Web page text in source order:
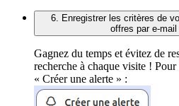
6. Enregistrer les critères de
offres par e-mail
Gagnez du temps et évitez de
recherche à chaque visite !
« Créer une alerte » :